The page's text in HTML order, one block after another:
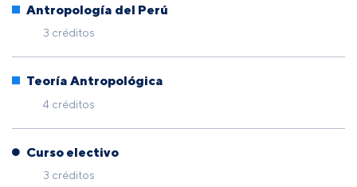
Antropología del Perú
3 créditos
Teoría Antropológica
4 créditos
Curso electivo
3 créditos